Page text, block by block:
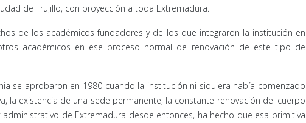
de Trujillo, con proyección a toda Extremadura.
de los académicos fundadores y de los que integraron la institución en
académicos en ese proceso normal de renovación de este tipo de
se aprobaron en 1980 cuando la institución ni siquiera había comenzado
la existencia de una sede permanente, la constante renovación del cuerpo
de Extremadura desde entonces, ha hecho que esa primitiva